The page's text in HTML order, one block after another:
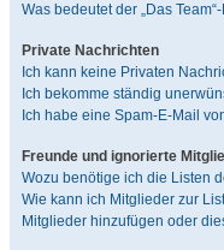
Was bedeutet der „Das
Private Nachrichten
Ich kann keine Privaten
Ich bekomme ständig
Ich habe eine Spam-E-Mail
Freunde und ignorierte
Wozu benötige ich die Listen
Wie kann ich Mitglieder zur
Mitglieder hinzufügen oder